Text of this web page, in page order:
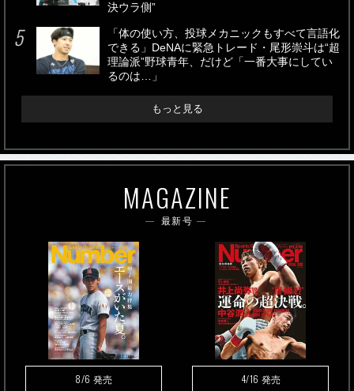
決ウラ側”
「体の使い方、投球メカニックもすべて言語化
できる」DeNAに緊急トレード・尾形崇斗は“超
理論派”野球青年、だけど「一番大事にしてい
るのは…」
もっと見る
MAGAZINE
最新号
8/6 発売 4/16 発売